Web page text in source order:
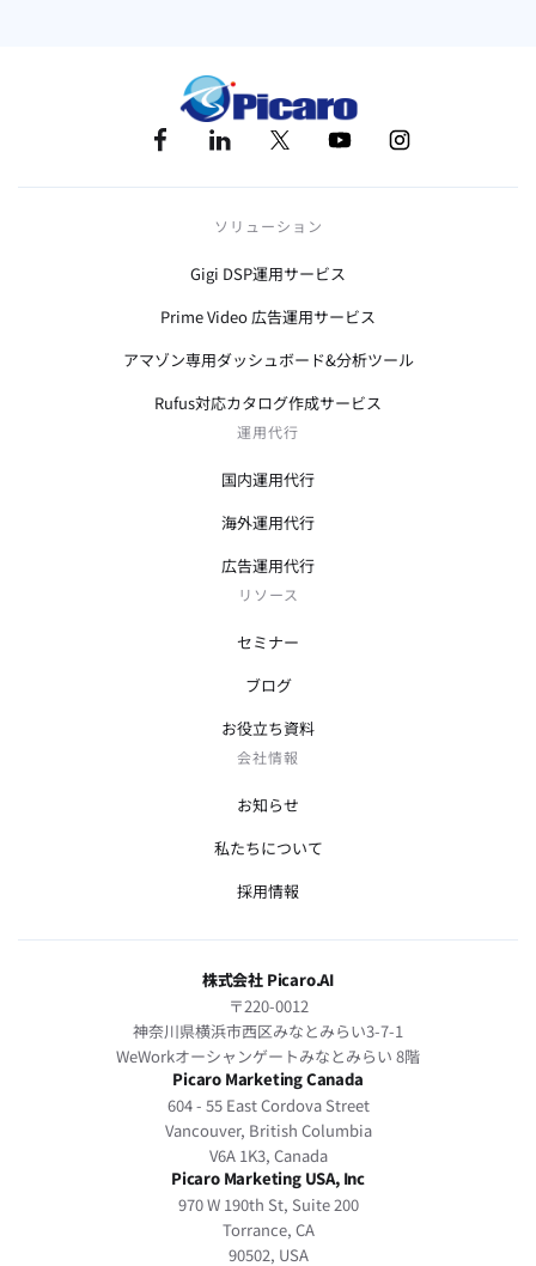
ソリューション
Gigi DSP運用サービス
Prime Video 広告運用サービス
アマゾン専用ダッシュボード&分析ツール
Rufus対応カタログ作成サービス
運用代行
国内運用代行
海外運用代行
広告運用代行
リソース
セミナー
ブログ
お役立ち資料
会社情報
お知らせ
私たちについて
採用情報
株式会社 Picaro.AI
〒220-0012
神奈川県横浜市西区みなとみらい3-7-1
WeWorkオーシャンゲートみなとみらい 8階
Picaro Marketing Canada
604 - 55 East Cordova Street
Vancouver, British Columbia
V6A 1K3, Canada
Picaro Marketing USA, Inc
970 W 190th St, Suite 200
Torrance, CA
90502, USA